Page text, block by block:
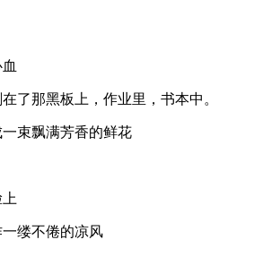
了那黑板上，作业里，书本中。
束飘满芳香的鲜花
缕不倦的凉风